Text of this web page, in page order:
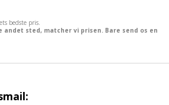
bedste pris.
andet sted, matcher vi prisen. Bare send os en